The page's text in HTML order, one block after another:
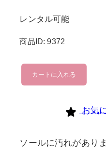
レンタル可能
商品ID: 9372
zoom
個
カートに入れる
お気
ソールに汚れがありま